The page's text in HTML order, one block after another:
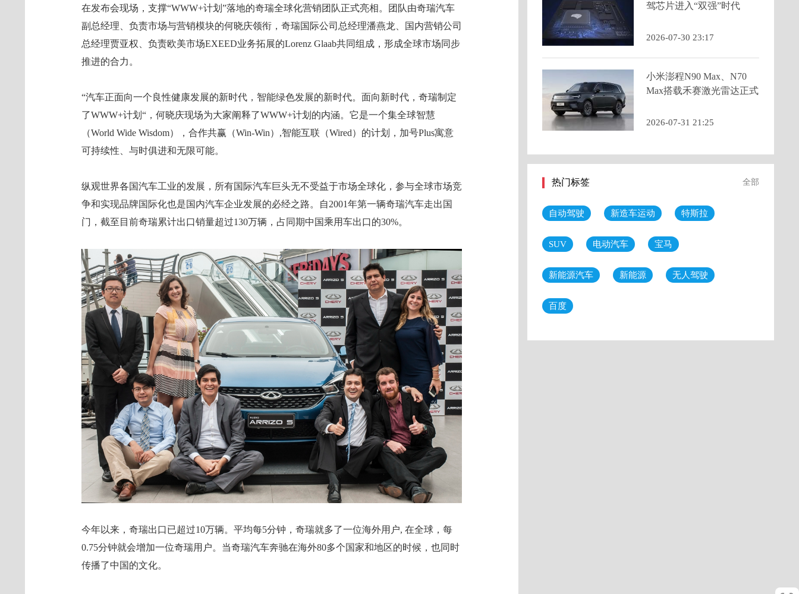
在发布会现场，支撑“WWW+计划”落地的奇瑞全球化营销团队正式亮相。团队由奇瑞汽车
副总经理、负责市场与营销模块的何晓庆领衔，奇瑞国际公司总经理潘燕龙、国内营销公司
总经理贾亚权、负责欧美市场EXEED业务拓展的Lorenz Glaab共同组成，形成全球市场同步
推进的合力。
“汽车正面向一个良性健康发展的新时代，智能绿色发展的新时代。面向新时代，奇瑞制定
了WWW+计划“，何晓庆现场为大家阐释了WWW+计划的内涵。它是一个集全球智慧
（World Wide Wisdom），合作共赢（Win-Win）,智能互联（Wired）的计划，加号Plus寓意
可持续性、与时俱进和无限可能。
纵观世界各国汽车工业的发展，所有国际汽车巨头无不受益于市场全球化，参与全球市场竞
争和实现品牌国际化也是国内汽车企业发展的必经之路。自2001年第一辆奇瑞汽车走出国
门，截至目前奇瑞累计出口销量超过130万辆，占同期中国乘用车出口的30%。
今年以来，奇瑞出口已超过10万辆。平均每5分钟，奇瑞就多了一位海外用户, 在全球，每
0.75分钟就会增加一位奇瑞用户。当奇瑞汽车奔驰在海外80多个国家和地区的时候，也同时
传播了中国的文化。
驾芯片进入“双强”时代
2026-07-30 23:17
小米澎程N90 Max、N70
Max搭载禾赛激光雷达正式
2026-07-31 21:25
热门标签 全部
自动驾驶 新造车运动 特斯拉
SUV 电动汽车 宝马
新能源汽车 新能源 无人驾驶
百度